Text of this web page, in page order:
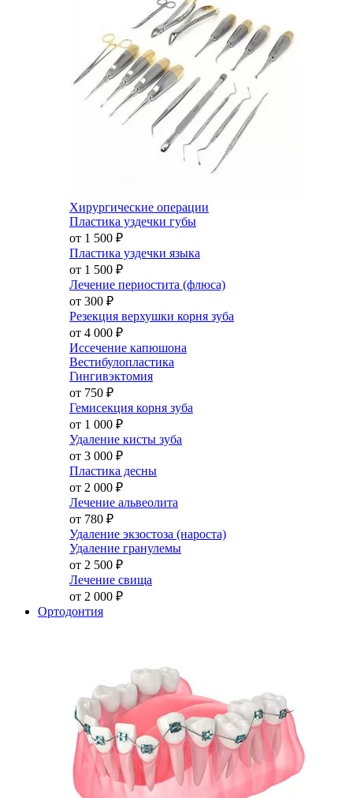
Хирургические операции
Пластика уздечки губы
от 1 500 ₽
Пластика уздечки языка
от 1 500 ₽
Лечение периостита (флюса)
от 300 ₽
Резекция верхушки корня зуба
от 4 000 ₽
Иссечение капюшона
Вестибулопластика
Гингивэктомия
от 750 ₽
Гемисекция корня зуба
от 1 000 ₽
Удаление кисты зуба
от 3 000 ₽
Пластика десны
от 2 000 ₽
Лечение альвеолита
от 780 ₽
Удаление экзостоза (нароста)
Удаление гранулемы
от 2 500 ₽
Лечение свища
от 2 000 ₽
Ортодонтия